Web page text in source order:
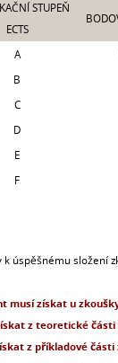
STUPEŇ
ECTS
A
B
C
D
E
F
k úspěšnému složení
musí získat u
z teoretické
z příkladové